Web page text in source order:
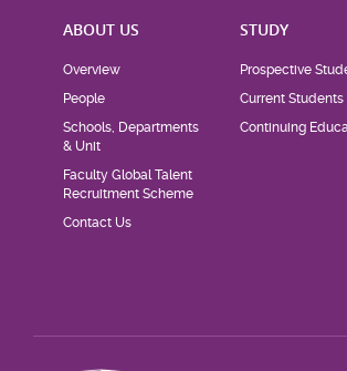
ABOUT US
Overview
People
Schools, Departments
& Unit
Faculty Global Talent
Recruitment Scheme
Contact Us
STUDY
Prospective
Current Students
Continuing